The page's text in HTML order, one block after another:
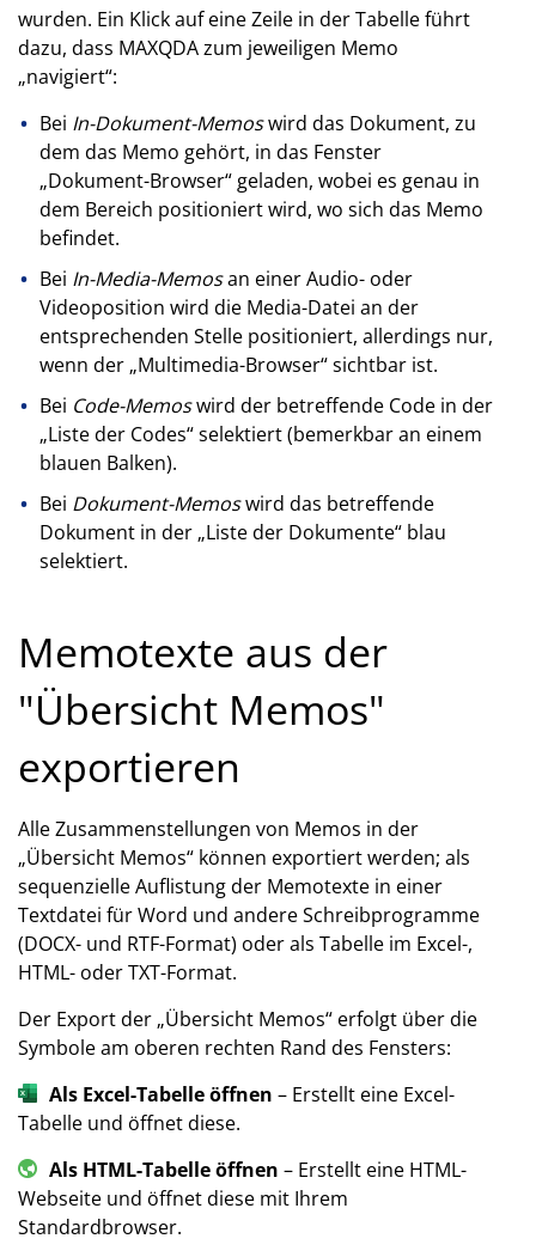
wurden. Ein Klick auf eine Zeile in der Tabelle führt
dazu, dass MAXQDA zum jeweiligen Memo
„navigiert“:
Bei In-Dokument-Memoswird das Dokument, zu
dem das Memo gehört, in das Fenster
„Dokument-Browser“ geladen, wobei es genau in
dem Bereich positioniert wird, wo sich das Memo
befindet.
Bei In-Media-Memosan einer Audio- oder
Videoposition wird die Media-Datei an der
entsprechenden Stelle positioniert, allerdings nur,
wenn der „Multimedia-Browser“ sichtbar ist.
Bei Code-Memoswird der betreffende Code in der
„Liste der Codes“ selektiert (bemerkbar an einem
blauen Balken).
Bei Dokument-Memoswird das betreffende
Dokument in der „Liste der Dokumente“ blau
selektiert.
Memotexte aus der
"Übersicht Memos"
exportieren
Alle Zusammenstellungen von Memos in der
„Übersicht Memos“ können exportiert werden; als
sequenzielle Auflistung der Memotexte in einer
Textdatei für Word und andere Schreibprogramme
(DOCX- und RTF-Format) oder als Tabelle im Excel-,
HTML- oder TXT-Format.
Der Export der „Übersicht Memos“ erfolgt über die
Symbole am oberen rechten Rand des Fensters:
Als Excel-Tabelle öffnen – Erstellt eine Excel-
Tabelle und öffnet diese.
Als HTML-Tabelle öffnen – Erstellt eine HTML-
Webseite und öffnet diese mit Ihrem
Standardbrowser.